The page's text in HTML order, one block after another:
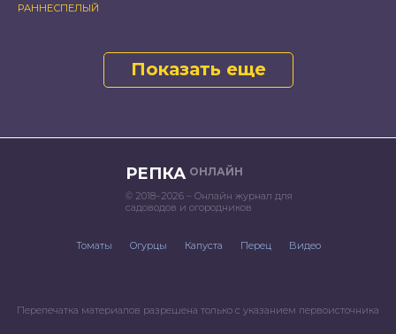
РАННЕСПЕЛЫЙ
Показать еще
РЕПКА ОНЛАЙН
© 2018–2026 – Онлайн журнал для
садоводов и огородников
Томаты Огурцы Капуста Перец Видео
Перепечатка материалов разрешена только с указанием первоисточника